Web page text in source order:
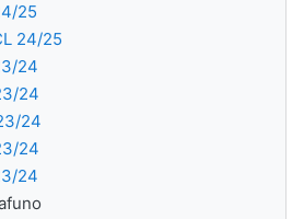
25
24/25
24
24
24
24
24